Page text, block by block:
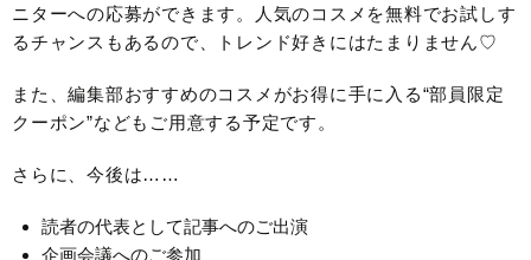
ニターへの応募ができます。人気のコスメを無料でお試しす
るチャンスもあるので、トレンド好きにはたまりません♡
また、編集部おすすめのコスメがお得に手に入る“部員限定
クーポン”などもご用意する予定です。
さらに、今後は……
読者の代表として記事へのご出演
企画会議へのご参加